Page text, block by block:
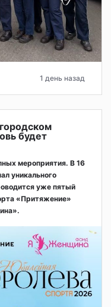
1 день назад
будет
мероприятия. В 16
уникального
уже пятый
«Притяжение»